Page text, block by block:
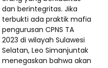
dan berintegritas. Jika
terbukti ada praktik mafia
pengurusan CPNS TA
2023 di wilayah Sulawesi
Selatan, Leo Simanjuntak
menegaskan bahwa akan